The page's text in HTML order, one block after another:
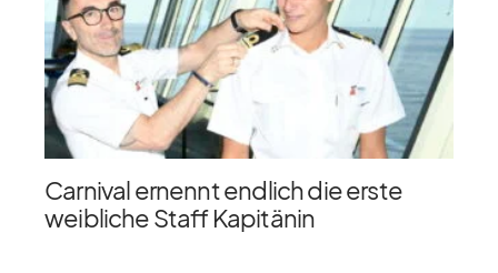
Carnival ernennt endlich die erste
weibliche Staff Kapitänin